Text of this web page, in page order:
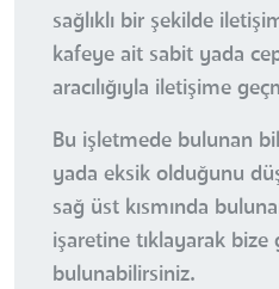
sağlıklı bir şekilde
kafeye ait sabit yada
aracılığıyla iletişime
Bu işletmede bulunan
yada eksik olduğunu
sağ üst kısmında
işaretine tıklayarak
bulunabilirsiniz.